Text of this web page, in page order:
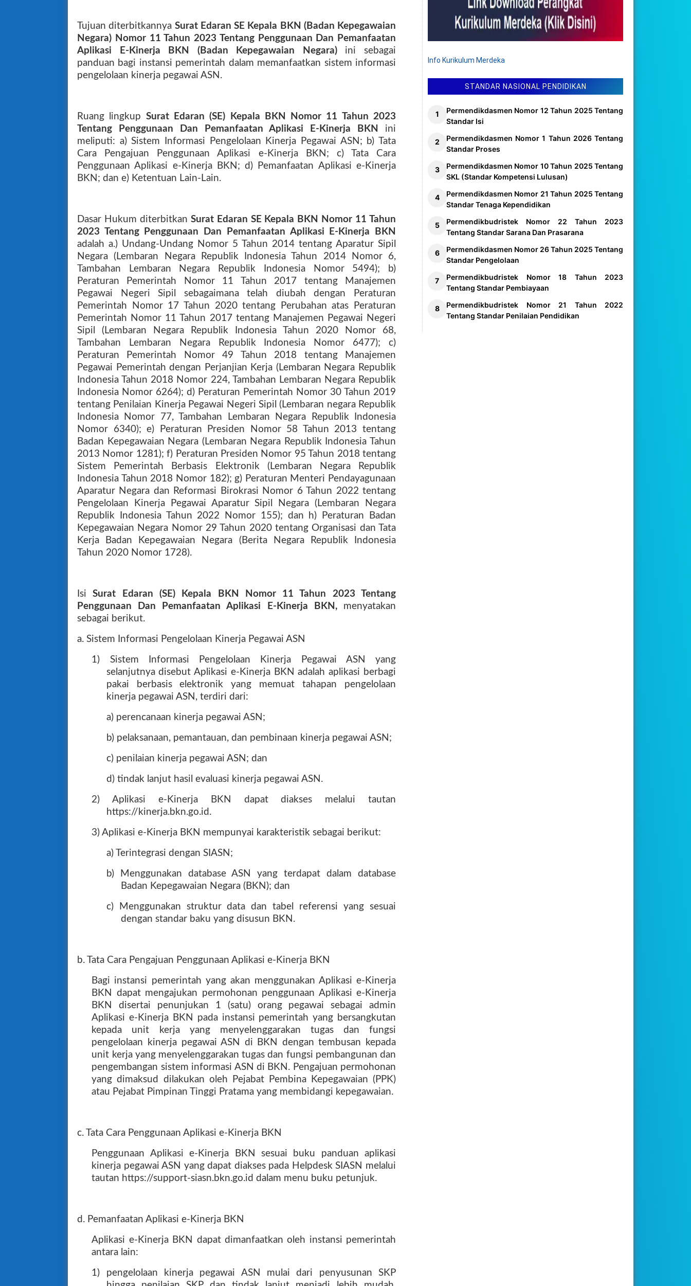
Tujuan diterbitkannya Surat Edaran SE Kepala BKN (Badan Kepegawaian
Negara) Nomor 11 Tahun 2023 Tentang Penggunaan Dan Pemanfaatan
Aplikasi E-Kinerja BKN (Badan Kepegawaian Negara)ini sebagai
panduan bagi instansi pemerintah dalam memanfaatkan sistem informasi
pengelolaan kinerja pegawai ASN.
Ruang lingkup Surat Edaran (SE) Kepala BKN Nomor 11 Tahun 2023
Tentang Penggunaan Dan Pemanfaatan Aplikasi E-Kinerja BKN
ini
meliputi: a) Sistem Informasi Pengelolaan Kinerja Pegawai ASN; b) Tata
Cara Pengajuan Penggunaan Aplikasi e-Kinerja BKN; c) Tata Cara
Penggunaan Aplikasi e-Kinerja BKN; d) Pemanfaatan Aplikasi e-Kinerja
BKN; dan e) Ketentuan Lain-Lain.
Dasar Hukum diterbitkan Surat Edaran SE Kepala BKN Nomor 11 Tahun
2023 Tentang Penggunaan Dan Pemanfaatan Aplikasi E-Kinerja BKN
adalah a.) Undang-Undang Nomor 5 Tahun 2014 tentang Aparatur Sipil
Negara (Lembaran Negara Republik Indonesia Tahun 2014 Nomor 6,
Tambahan Lembaran Negara Republik Indonesia Nomor 5494); b)
Peraturan Pemerintah Nomor 11 Tahun 2017 tentang Manajemen
Pegawai Negeri Sipil sebagaimana telah diubah dengan Peraturan
Pemerintah Nomor 17 Tahun 2020 tentang Perubahan atas Peraturan
Pemerintah Nomor 11 Tahun 2017 tentang Manajemen Pegawai Negeri
Sipil (Lembaran Negara Republik Indonesia Tahun 2020 Nomor 68,
Tambahan Lembaran Negara Republik Indonesia Nomor 6477); c)
Peraturan Pemerintah Nomor 49 Tahun 2018 tentang Manajemen
Pegawai Pemerintah dengan Perjanjian Kerja (Lembaran Negara Republik
Indonesia Tahun 2018 Nomor 224, Tambahan Lembaran Negara Republik
Indonesia Nomor 6264); d) Peraturan Pemerintah Nomor 30 Tahun 2019
tentang Penilaian Kinerja Pegawai Negeri Sipil (Lembaran negara Republik
Indonesia Nomor 77, Tambahan Lembaran Negara Republik Indonesia
Nomor 6340); e) Peraturan Presiden Nomor 58 Tahun 2013 tentang
Badan Kepegawaian Negara (Lembaran Negara Republik Indonesia Tahun
2013 Nomor 1281); f) Peraturan Presiden Nomor 95 Tahun 2018 tentang
Sistem Pemerintah Berbasis Elektronik (Lembaran Negara Republik
Indonesia Tahun 2018 Nomor 182); g) Peraturan Menteri Pendayagunaan
Aparatur Negara dan Reformasi Birokrasi Nomor 6 Tahun 2022 tentang
Pengelolaan Kinerja Pegawai Aparatur Sipil Negara (Lembaran Negara
Republik Indonesia Tahun 2022 Nomor 155); dan h) Peraturan Badan
Kepegawaian Negara Nomor 29 Tahun 2020 tentang Organisasi dan Tata
Kerja Badan Kepegawaian Negara (Berita Negara Republik Indonesia
Tahun 2020 Nomor 1728).
IsiSurat Edaran (SE) Kepala BKN Nomor 11 Tahun 2023 Tentang
Penggunaan Dan Pemanfaatan Aplikasi E-Kinerja BKN, menyatakan
sebagai berikut.
a. Sistem Informasi Pengelolaan Kinerja Pegawai ASN
1) Sistem Informasi Pengelolaan Kinerja Pegawai ASN yang
selanjutnya disebut Aplikasi e-Kinerja BKN adalah aplikasi berbagi
pakai berbasis elektronik yang memuat tahapan pengelolaan
kinerja pegawai ASN, terdiri dari:
a) perencanaan kinerja pegawai ASN;
b) pelaksanaan, pemantauan, dan pembinaan kinerja pegawai ASN;
c) penilaian kinerja pegawai ASN; dan
d) tindak lanjut hasil evaluasi kinerja pegawai ASN.
2) Aplikasi e-Kinerja BKN dapat diakses melalui tautan
https://kinerja.bkn.go.id.
3) Aplikasi e-Kinerja BKN mempunyai karakteristik sebagai berikut:
a) Terintegrasi dengan SIASN;
b) Menggunakan database ASN yang terdapat dalam database
Badan Kepegawaian Negara (BKN); dan
c) Menggunakan struktur data dan tabel referensi yang sesuai
dengan standar baku yang disusun BKN.
b. Tata Cara Pengajuan Penggunaan Aplikasi e-Kinerja BKN
Bagi instansi pemerintah yang akan menggunakan Aplikasi e-Kinerja
BKN dapat mengajukan permohonan penggunaan Aplikasi e-Kinerja
BKN disertai penunjukan 1 (satu) orang pegawai sebagai admin
Aplikasi e-Kinerja BKN pada instansi pemerintah yang bersangkutan
kepada unit kerja yang menyelenggarakan tugas dan fungsi
pengelolaan kinerja pegawai ASN di BKN dengan tembusan kepada
unit kerja yang menyelenggarakan tugas dan fungsi pembangunan dan
pengembangan sistem informasi ASN di BKN. Pengajuan permohonan
yang dimaksud dilakukan oleh Pejabat Pembina Kepegawaian (PPK)
atau Pejabat Pimpinan Tinggi Pratama yang membidangi kepegawaian.
c. Tata Cara Penggunaan Aplikasi e-Kinerja BKN
Penggunaan Aplikasi e-Kinerja BKN sesuai buku panduan aplikasi
kinerja pegawai ASN yang dapat diakses pada Helpdesk SIASN melalui
tautan https://support-siasn.bkn.go.id dalam menu buku petunjuk.
d. Pemanfaatan Aplikasi e-Kinerja BKN
Aplikasi e-Kinerja BKN dapat dimanfaatkan oleh instansi pemerintah
antara lain:
1) pengelolaan kinerja pegawai ASN mulai dari penyusunan SKP
Info Kurikulum Merdeka
STANDAR NASIONAL PENDIDIKAN
Permendikdasmen Nomor 12 Tahun 2025 Tentang
Standar Isi
Permendikdasmen Nomor 1 Tahun 2026 Tentang
Standar Proses
Permendikdasmen Nomor 10 Tahun 2025 Tentang
SKL (Standar Kompetensi Lulusan)
Permendikdasmen Nomor 21 Tahun 2025 Tentang
Standar Tenaga Kependidikan
Permendikbudristek Nomor 22 Tahun 2023
Tentang Standar Sarana Dan Prasarana
Permendikdasmen Nomor 26 Tahun 2025 Tentang
Standar Pengelolaan
Permendikbudristek Nomor 18 Tahun 2023
Tentang Standar Pembiayaan
Permendikbudristek Nomor 21 Tahun 2022
Tentang Standar Penilaian Pendidikan